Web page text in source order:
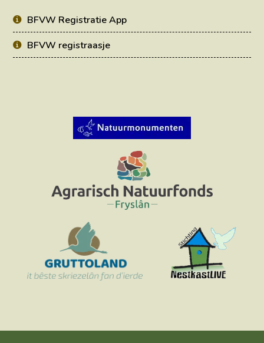
BFVW Registratie App
BFVW registraasje